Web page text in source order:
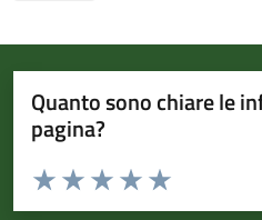
Quanto sono chiare le
pagina?
Valuta da 1 a 5 stelle la pagina
Valuta 5 stelle
Valuta 4 stelle su 5
Valuta 3 stelle su 5
Valuta 2 stelle su 5
Valuta 1 stelle su 5